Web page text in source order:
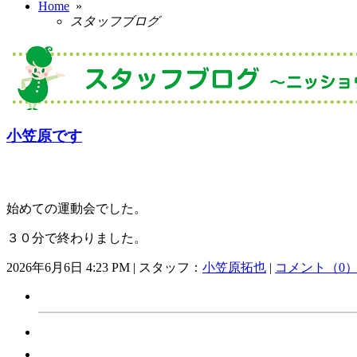
Home »
スタッフブログ
小笠原です
始めての運動会でした。
３０分で終わりました。
2026年6月6日 4:23 PM | スタッフ： 小笠原拓也 | コメント（0）